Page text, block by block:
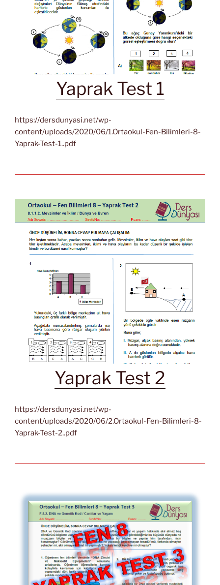
Yaprak Test 1
https://dersdunyasi.net/wp-
content/uploads/2020/06/1.Ortaokul-Fen-Bilimleri-8-
Yaprak-Test-1..pdf
Yaprak Test 2
https://dersdunyasi.net/wp-
content/uploads/2020/06/2.Ortaokul-Fen-Bilimleri-8-
Yaprak-Test-2..pdf